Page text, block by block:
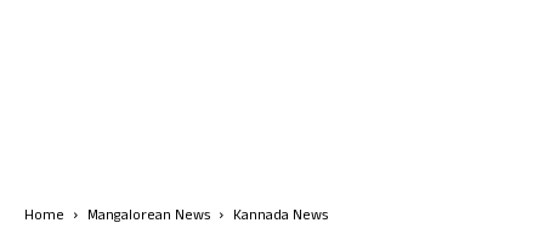
Home Mangalorean News Kannada News